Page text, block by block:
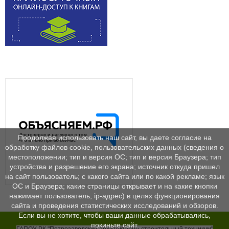
Продолжая использовать наш сайт, вы даете согласие на
обработку файлов cookie, пользовательских данных (сведения о
местоположении; тип и версия ОС; тип и версия Браузера; тип
устройства и разрешение его экрана; источник откуда пришел
на сайт пользователь; с какого сайта или по какой рекламе; язык
ОС и Браузера; какие страницы открывает и на какие кнопки
нажимает пользователь; ip-адрес) в целях функционирования
сайта и проведения статистических исследований и обзоров.
Если вы не хотите, чтобы ваши данные обрабатывались,
покиньте сайт.